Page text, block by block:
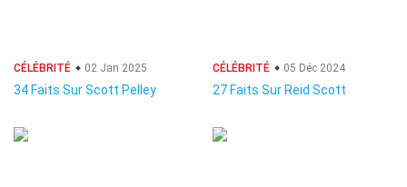
CÉLÉBRITÉ 02 Jan 2025
34 Faits Sur Scott Pelley
CÉLÉBRITÉ 05 Déc 2024
27 Faits Sur Reid Scott